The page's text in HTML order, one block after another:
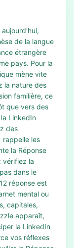
de la langue
étrangère
pays. Pour la
mène vite
la nature des
familière, ce
que vers des
LinkedIn
des
rappelle les
la Réponse
vérifiez la
dans le
réponse est
mental ou
capitales,
apparaît,
la LinkedIn
vos réflexes